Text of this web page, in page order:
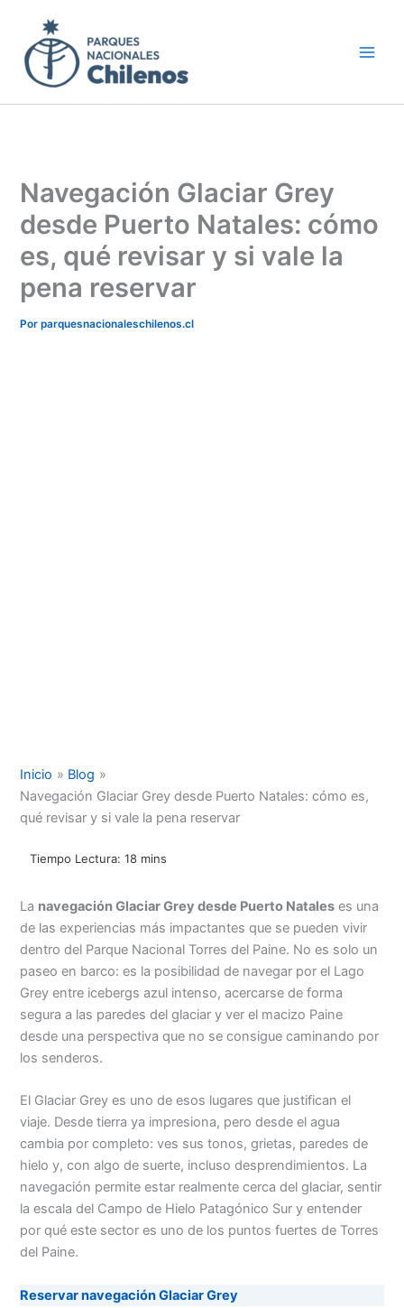
contenido
Navegación Glaciar Grey
desde Puerto Natales: cómo
es, qué revisar y si vale la
pena reservar
Porparquesnacionaleschilenos.cl
Inicio
Blog
Navegación Glaciar Grey desde Puerto Natales: cómo es,
qué revisar y si vale la pena reservar
La navegación Glaciar Grey desde Puerto Natales es una
de las experiencias más impactantes que se pueden vivir
dentro del Parque Nacional Torres del Paine. No es solo un
paseo en barco: es la posibilidad de navegar por el Lago
Grey entre icebergs azul intenso, acercarse de forma
segura a las paredes del glaciar y ver el macizo Paine
desde una perspectiva que no se consigue caminando por
los senderos.
El Glaciar Grey es uno de esos lugares que justifican el
viaje. Desde tierra ya impresiona, pero desde el agua
cambia por completo: ves sus tonos, grietas, paredes de
hielo y, con algo de suerte, incluso desprendimientos. La
navegación permite estar realmente cerca del glaciar, sentir
la escala del Campo de Hielo Patagónico Sur y entender
por qué este sector es uno de los puntos fuertes de Torres
del Paine.
Reservar navegación Glaciar Grey